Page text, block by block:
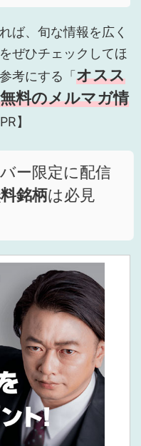
ば、旬な情報を広く
をぜひチェックしてほ
考にする「オスス
無料のメルマガ情
】
ー限定に配信
銘柄は必見